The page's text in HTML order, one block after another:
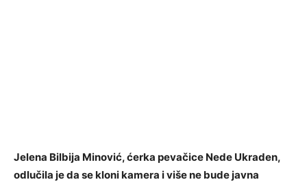
Jelena Bilbija Minović, ćerka pevačice Nede Ukraden,
odlučila je da se kloni kamera i više ne bude javna